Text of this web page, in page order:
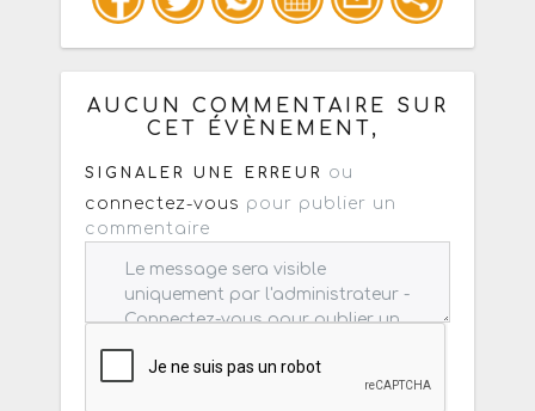
Copiez les infos ci-dessous pour un
: mail / forum / réseau social
AUCUN COMMENTAIRE SUR
CET ÉVÈNEMENT,
SIGNALER UNE ERREUR
ou
connectez-vous pour publier un
commentaire